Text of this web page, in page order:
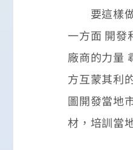
要這樣做
一方面 開發
廠商的力量
方互蒙其利
圖開發當地
材，培訓當